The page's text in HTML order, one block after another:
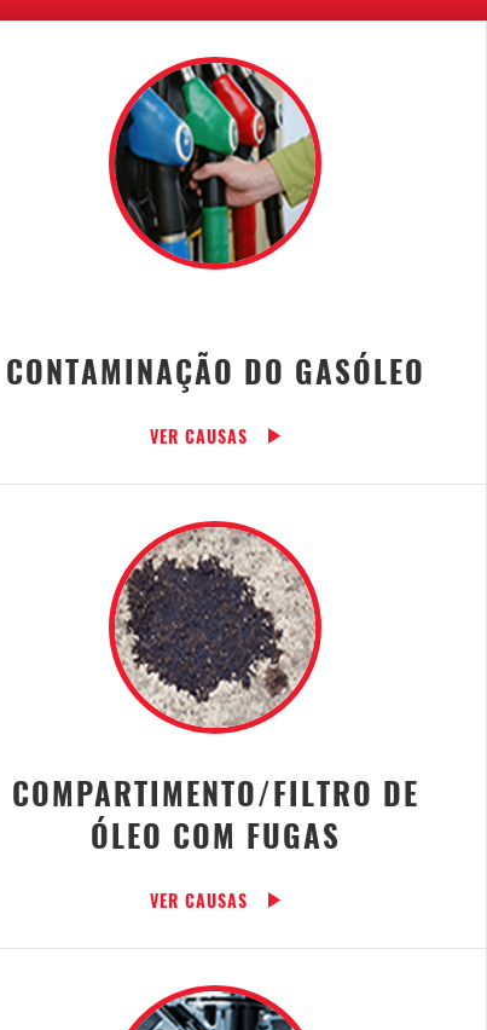
CONTAMINAÇÃO DO GASÓLEO
VER CAUSAS
COMPARTIMENTO/FILTRO DE
ÓLEO COM FUGAS
VER CAUSAS